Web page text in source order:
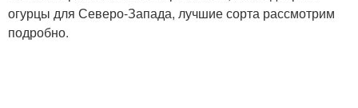
огурцы для Северо-Запада, лучшие сорта рассмотрим
подробно.